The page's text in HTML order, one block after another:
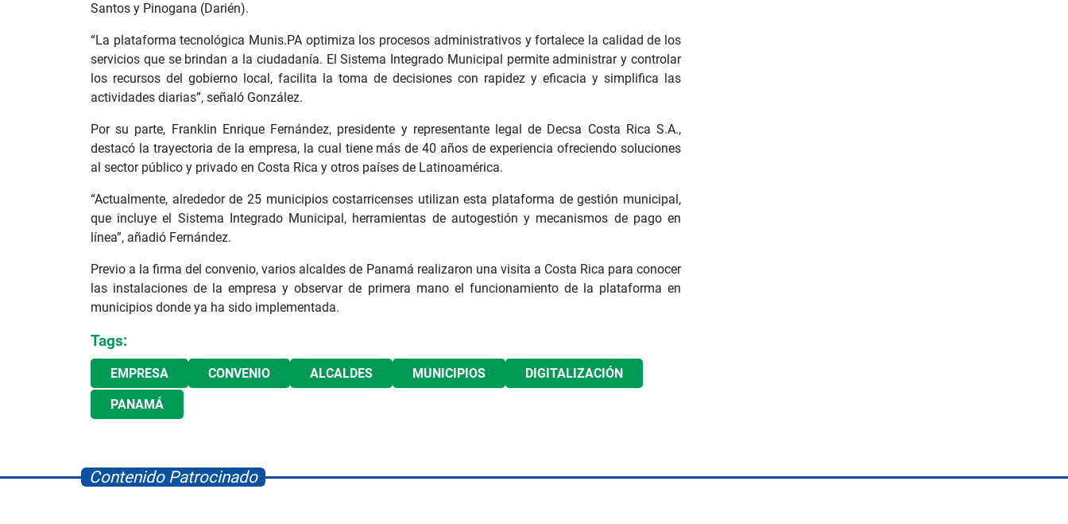
Santos y Pinogana (Darién).
“La plataforma tecnológica Munis.PA optimiza los procesos administrativos y fortalece la calidad de los
servicios que se brindan a la ciudadanía. El Sistema Integrado Municipal permite administrar y controlar
los recursos del gobierno local, facilita la toma de decisiones con rapidez y eficacia y simplifica las
actividades diarias”, señaló González.
Por su parte, Franklin Enrique Fernández, presidente y representante legal de Decsa Costa Rica S.A.,
destacó la trayectoria de la empresa, la cual tiene más de 40 años de experiencia ofreciendo soluciones
al sector público y privado en Costa Rica y otros países de Latinoamérica.
“Actualmente, alrededor de 25 municipios costarricenses utilizan esta plataforma de gestión municipal,
que incluye el Sistema Integrado Municipal, herramientas de autogestión y mecanismos de pago en
línea”, añadió Fernández.
Previo a la firma del convenio, varios alcaldes de Panamá realizaron una visita a Costa Rica para conocer
las instalaciones de la empresa y observar de primera mano el funcionamiento de la plataforma en
municipios donde ya ha sido implementada.
Tags:
EMPRESA CONVENIO ALCALDES MUNICIPIOS DIGITALIZACIÓN
PANAMÁ
Contenido Patrocinado